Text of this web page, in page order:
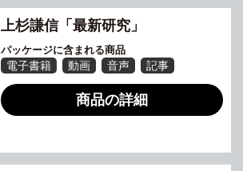
上杉謙信「最新研究」
パッケージに含まれる商品
電子書籍 動画 音声 記事
商品の詳細